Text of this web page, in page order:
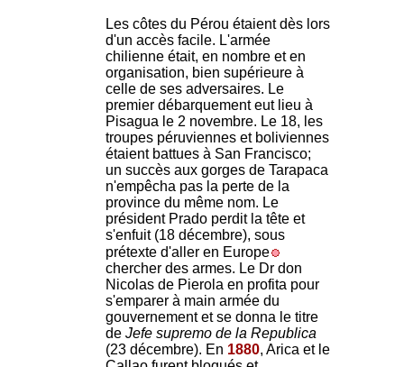
Les côtes du Pérou étaient dès lors
d'un accès facile. L'armée
chilienne était, en nombre et en
organisation, bien supérieure à
celle de ses adversaires. Le
premier débarquement eut lieu à
Pisagua le 2 novembre. Le 18, les
troupes péruviennes et boliviennes
étaient battues à San Francisco;
un succès aux gorges de Tarapaca
n'empêcha pas la perte de la
province du même nom. Le
président Prado perdit la tête et
s'enfuit (18 décembre), sous
prétexte d'aller en Europe
chercher des armes. Le Dr don
Nicolas de Pierola en profita pour
s'emparer à main armée du
gouvernement et se donna le titre
de Jefe supremo de la Republica
(23 décembre). En 1880, Arica et le